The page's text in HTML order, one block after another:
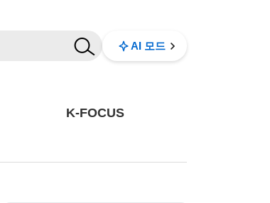
AI 모드
K-FOCUS